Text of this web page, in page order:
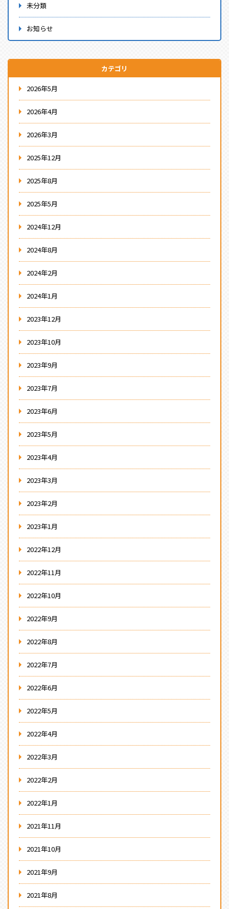
未分類
お知らせ
カテゴリ
2026年5月
2026年4月
2026年3月
2025年12月
2025年8月
2025年5月
2024年12月
2024年8月
2024年2月
2024年1月
2023年12月
2023年10月
2023年9月
2023年7月
2023年6月
2023年5月
2023年4月
2023年3月
2023年2月
2023年1月
2022年12月
2022年11月
2022年10月
2022年9月
2022年8月
2022年7月
2022年6月
2022年5月
2022年4月
2022年3月
2022年2月
2022年1月
2021年11月
2021年10月
2021年9月
2021年8月